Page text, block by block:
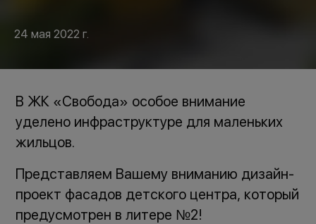
24 мая 2022 г.
В ЖК «Свобода» особое внимание
уделено инфраструктуре для маленьких
жильцов.
Представляем Вашему вниманию дизайн-
проект фасадов детского центра, который
предусмотрен в литере №2!